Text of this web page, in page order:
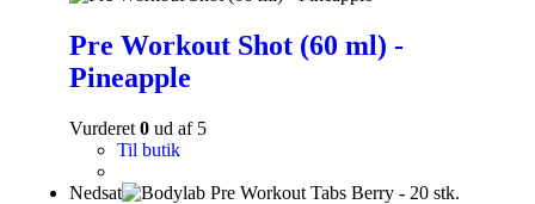
Pre Workout Shot (60 ml) -
Pineapple
Vurderet 0 ud af 5
Til butik
Nedsat